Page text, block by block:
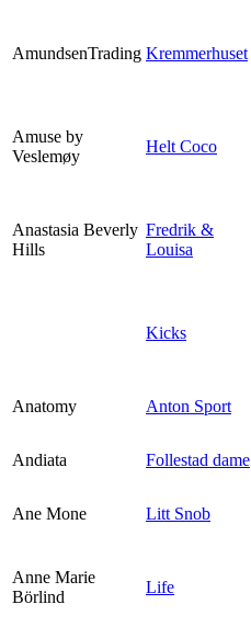
AmundsenTrading Kremmerhuset
Amuse by
Veslemøy
Helt Coco
Anastasia Beverly
Hills
Fredrik &
Louisa
Kicks
Anatomy Anton Sport
Andiata
Follestad dame
Ane Mone Litt Snob
Anne Marie
Börlind
Life